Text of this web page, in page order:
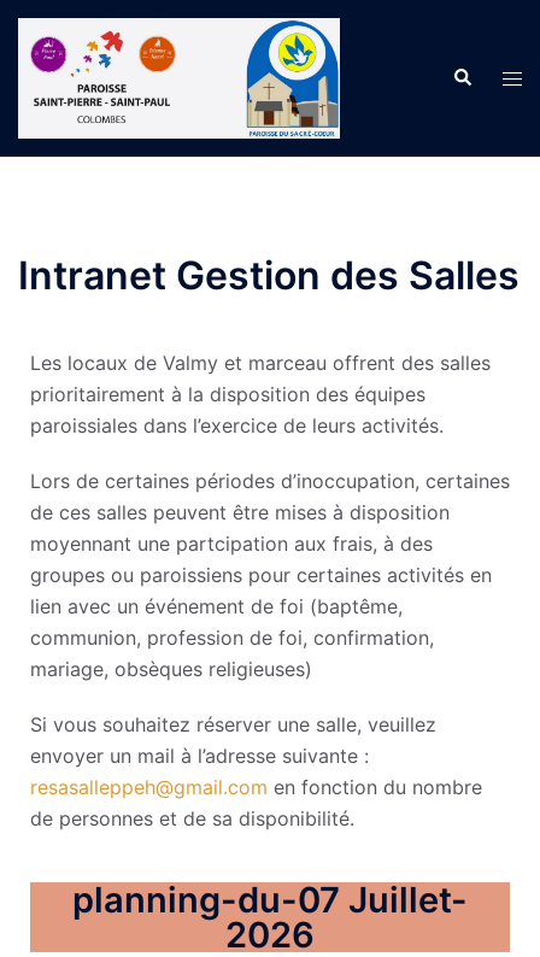
Intranet Gestion des Salles
Les locaux de Valmy et marceau offrent des salles
prioritairement à la disposition des équipes
paroissiales dans l’exercice de leurs activités.
Lors de certaines périodes d’inoccupation, certaines
de ces salles peuvent être mises à disposition
moyennant une partcipation aux frais, à des
groupes ou paroissiens pour certaines activités en
lien avec un événement de foi (baptême,
communion, profession de foi, confirmation,
mariage, obsèques religieuses)
Si vous souhaitez réserver une salle, veuillez
envoyer un mail à l’adresse suivante :
resasalleppeh@gmail.com en fonction du nombre
de personnes et de sa disponibilité.
planning-du-07 Juillet-
2026